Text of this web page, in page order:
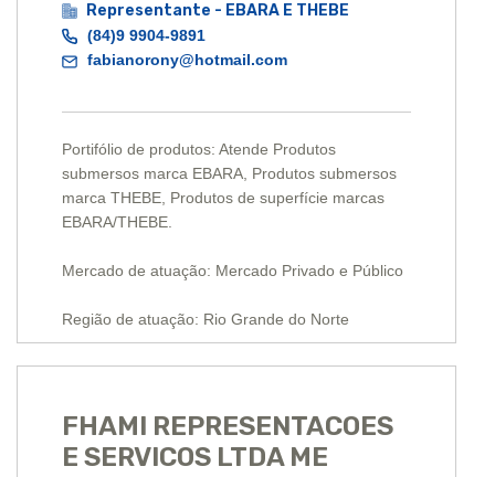
Representante - EBARA E THEBE
(84)9 9904-9891
fabianorony@hotmail.com
Portifólio de produtos: Atende Produtos
submersos marca EBARA, Produtos submersos
marca THEBE, Produtos de superfície marcas
EBARA/THEBE.
Mercado de atuação: Mercado Privado e Público
Região de atuação: Rio Grande do Norte
FHAMI REPRESENTACOES
E SERVICOS LTDA ME